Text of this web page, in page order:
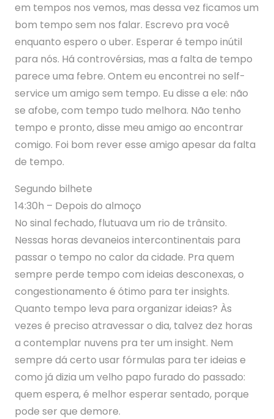
em tempos nos vemos, mas dessa vez ficamos um
bom tempo sem nos falar. Escrevo pra você
enquanto espero o uber. Esperar é tempo inútil
para nós. Há controvérsias, mas a falta de tempo
parece uma febre. Ontem eu encontrei no self-
service um amigo sem tempo. Eu disse a ele: não
se afobe, com tempo tudo melhora. Não tenho
tempo e pronto, disse meu amigo ao encontrar
comigo. Foi bom rever esse amigo apesar da falta
de tempo.
Segundo bilhete
14:30h – Depois do almoço
No sinal fechado, flutuava um rio de trânsito.
Nessas horas devaneios intercontinentais para
passar o tempo no calor da cidade. Pra quem
sempre perde tempo com ideias desconexas, o
congestionamento é ótimo para ter insights.
Quanto tempo leva para organizar ideias? Às
vezes é preciso atravessar o dia, talvez dez horas
a contemplar nuvens pra ter um insight. Nem
sempre dá certo usar fórmulas para ter ideias e
como já dizia um velho papo furado do passado:
quem espera, é melhor esperar sentado, porque
pode ser que demore.